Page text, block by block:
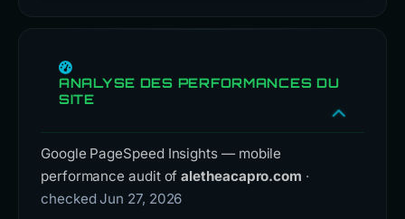
ANALYSE DES PERFORMANCES DU
SITE
Google PageSpeed Insights — mobile
performance audit ofaletheacapro.com ·
checked Jun 27, 2026